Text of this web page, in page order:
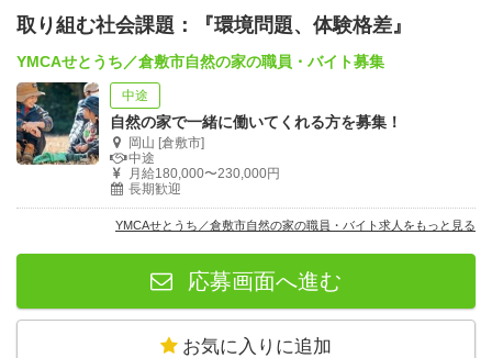
取り組む社会課題：『環境問題、体験格差』
YMCAせとうち／倉敷市自然の家の職員・バイト募集
中途
自然の家で一緒に働いてくれる方を募集！
岡山 [倉敷市]
中途
月給180,000〜230,000円
長期歓迎
YMCAせとうち／倉敷市自然の家の職員・バイト求人をもっと見る
応募画面へ進む
お気に入りに追加